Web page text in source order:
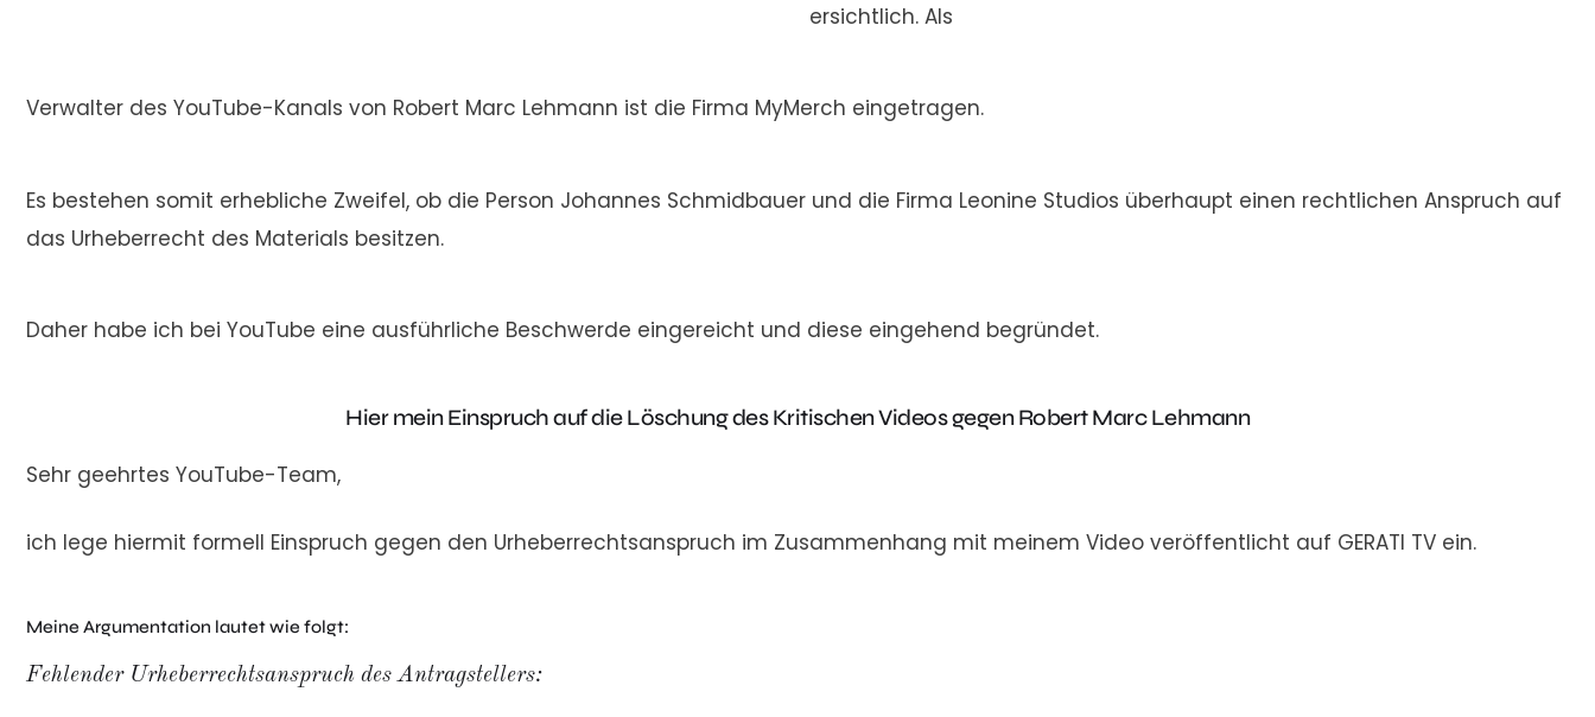
ersichtlich. Als
Verwalter des YouTube-Kanals von Robert Marc Lehmann ist die Firma MyMerch eingetragen.
Es bestehen somit erhebliche Zweifel, ob die Person Johannes Schmidbauer und die Firma Leonine Studios überhaupt einen rechtlichen Anspruch auf
das Urheberrecht des Materials besitzen.
Daher habe ich bei YouTube eine ausführliche Beschwerde eingereicht und diese eingehend begründet.
Hier mein Einspruch auf die Löschung des Kritischen Videos gegen Robert Marc Lehmann
Sehr geehrtes YouTube-Team,
ich lege hiermit formell Einspruch gegen den Urheberrechtsanspruch im Zusammenhang mit meinem Video veröffentlicht auf GERATI TV ein.
Meine Argumentation lautet wie folgt:
Fehlender Urheberrechtsanspruch des Antragstellers: